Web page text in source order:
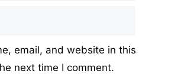
email, and website in this
next time I comment.